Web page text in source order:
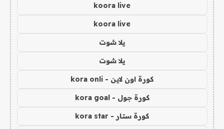
koora live
koora live
يلا شوت
يلا شوت
كورة اون لاين - kora onli
كورة جول - kora goal
كورة ستار - kora star